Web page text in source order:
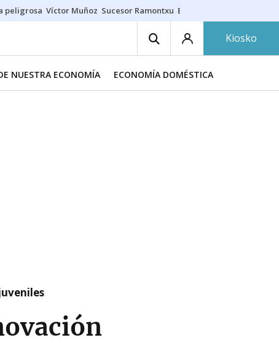
peligrosa Víctor Muñoz Sucesor Ramontxu Eclipse solar en Navarra
Kiosko
NUESTRA ECONOMÍA ECONOMÍA DOMÉSTICA